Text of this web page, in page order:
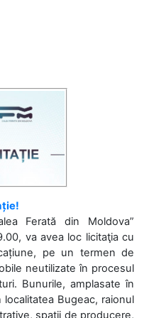
Ferată din Moldova”
va avea loc licitaţia cu
pe un termen de
neutilizate în procesul
Bunurile, amplasate în
Bugeac, raionul
spații de producere,